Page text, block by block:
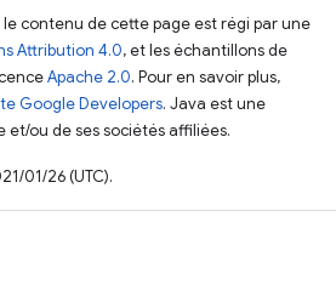
contenu de cette page est régi par une
Attribution 4.0, et les échantillons de
Apache 2.0. Pour en savoir plus,
Google Developers. Java est une
ou de ses sociétés affiliées.
01/26 (UTC).